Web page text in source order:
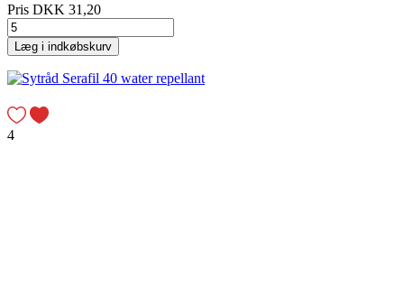
Pris DKK 31,20
Læg i indkøbskurv
4